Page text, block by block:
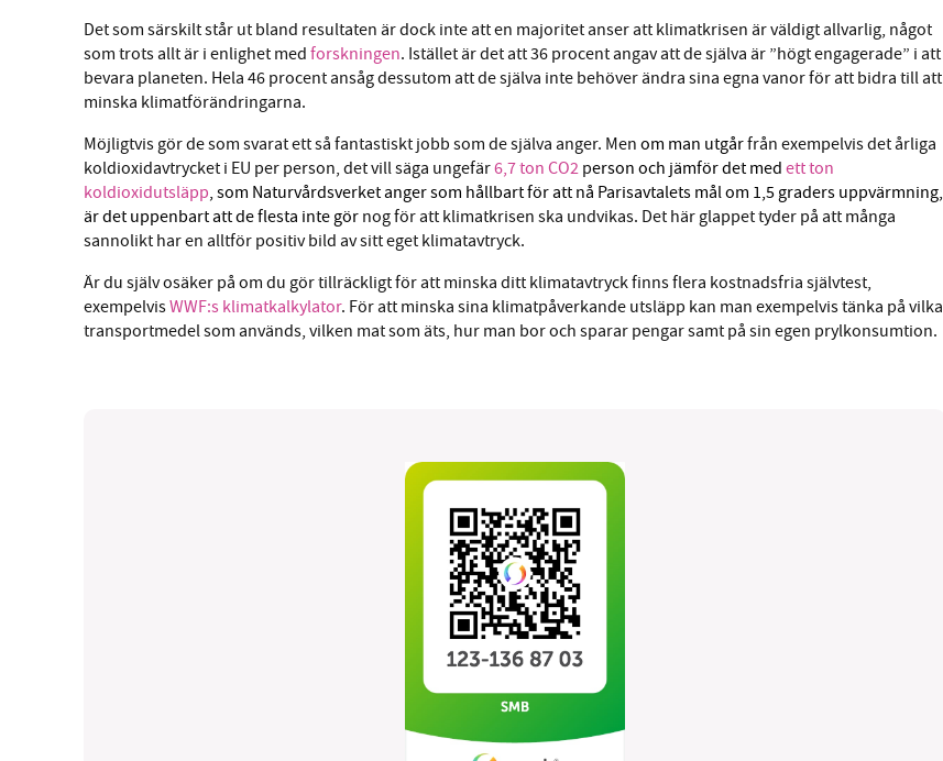
Det som särskilt står ut bland resultaten är dock inte att en majoritet anser att klimatkrisen är väldigt allvarlig, något
som trots allt är i enlighet med forskningen. Istället är det att 36 procent angav att de själva är ”högt engagerade” i att
bevara planeten. Hela 46 procent ansåg dessutom att de själva inte behöver ändra sina egna vanor för att bidra till att
minska klimatförändringarna.
Möjligtvis gör de som svarat ett så fantastiskt jobb som de själva anger. Men om man utgårfrån exempelvis det årliga
koldioxidavtrycket i EU per person, det vill säga ungefär6,7 ton CO2 person och jämför det med ett ton
koldioxidutsläpp, som Naturvårdsverket anger som hållbart för att nå Parisavtalets mål om 1,5 graders uppvärmning,
är det uppenbart att de flesta inte gör nog för att klimatkrisen ska undvikas. Det här glappet tyder på att många
sannolikt har en alltför positiv bild av sitt eget klimatavtryck.
Är du själv osäker på om du gör tillräckligt för att minska ditt klimatavtryck finns flera kostnadsfria självtest,
exempelvisWWF:s klimatkalkylator. För att minska sina klimatpåverkande utsläpp kan man exempelvis tänka på vilka
transportmedel som används, vilken mat som äts, hur man bor och sparar pengar samt på sin egen prylkonsumtion.
Läs vad vi vill göra